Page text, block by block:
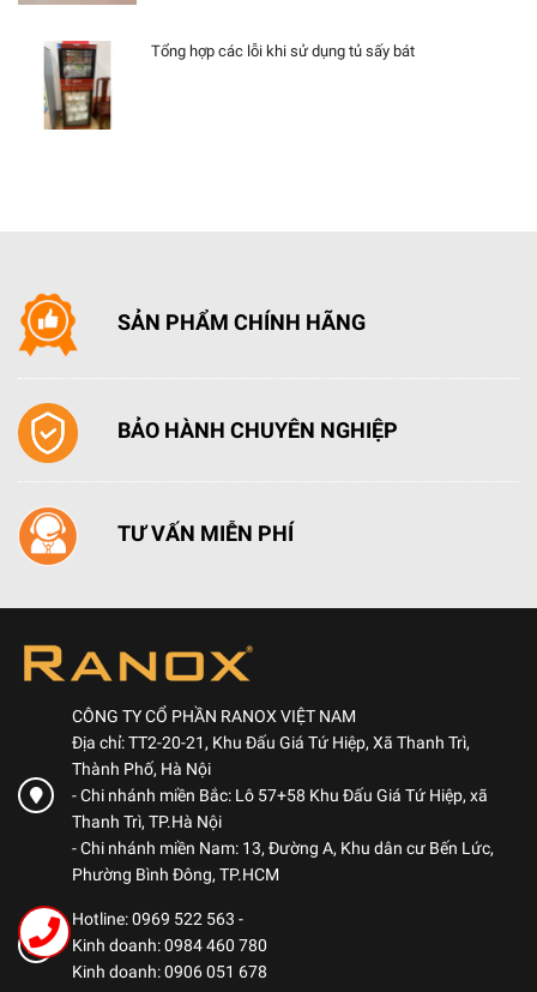
Tổng hợp các lỗi khi sử dụng tủ sấy bát
SẢN PHẨM CHÍNH HÃNG
BẢO HÀNH CHUYÊN NGHIỆP
TƯ VẤN MIỄN PHÍ
CÔNG TY CỔ PHẦN RANOX VIỆT NAM
Địa chỉ: TT2-20-21, Khu Đấu Giá Tứ Hiệp, Xã Thanh Trì,
Thành Phố, Hà Nội
- Chi nhánh miền Bắc: Lô 57+58 Khu Đấu Giá Tứ Hiệp, xã
Thanh Trì, TP.Hà Nội
- Chi nhánh miền Nam: 13, Đường A, Khu dân cư Bến Lức,
Phường Bình Đông, TP.HCM
Hotline: 0969 522 563 -
Kinh doanh: 0984 460 780
Kinh doanh: 0906 051 678